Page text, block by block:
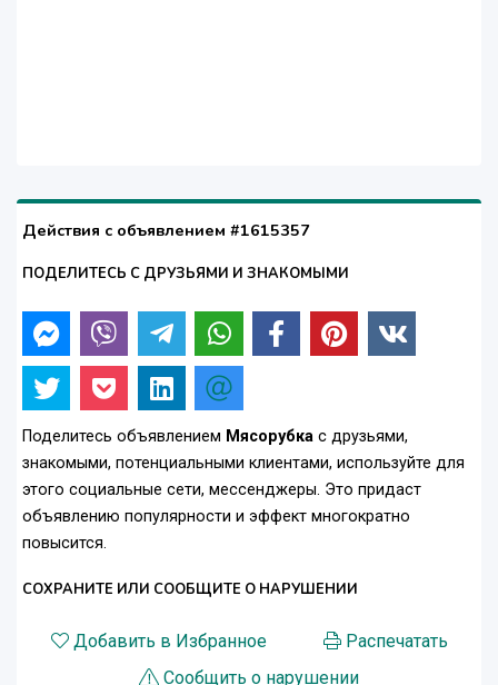
Действия с объявлением #1615357
ПОДЕЛИТЕСЬ С ДРУЗЬЯМИ И ЗНАКОМЫМИ
Поделитесь объявлением Мясорубка с друзьями,
знакомыми, потенциальными клиентами, используйте для
этого социальные сети, мессенджеры. Это придаст
объявлению популярности и эффект многократно
повысится.
СОХРАНИТЕ ИЛИ СООБЩИТЕ О НАРУШЕНИИ
Добавить в Избранное
Распечатать
Сообщить о нарушении